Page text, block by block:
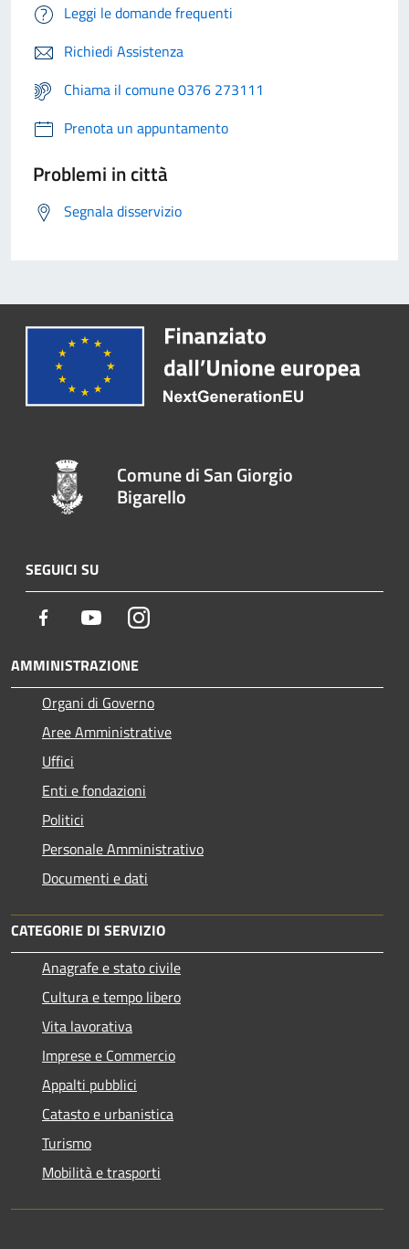
Leggi le domande frequenti
Richiedi Assistenza
Chiama il comune 0376 273111
Prenota un appuntamento
Problemi in città
Segnala disservizio
Comune di San Giorgio
Bigarello
SEGUICI SU
Facebook YoutubeInstagram
AMMINISTRAZIONE
Organi di Governo
Aree Amministrative
Uffici
Enti e fondazioni
Politici
Personale Amministrativo
Documenti e dati
CATEGORIE DI SERVIZIO
Anagrafe e stato civile
Cultura e tempo libero
Vita lavorativa
Imprese e Commercio
Appalti pubblici
Catasto e urbanistica
Turismo
Mobilità e trasporti